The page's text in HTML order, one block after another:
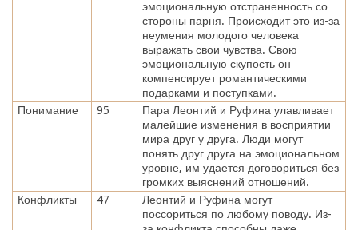
эмоциональную отстраненность со
стороны парня. Происходит это из-за
неумения молодого человека
выражать свои чувства. Свою
эмоциональную скупость он
компенсирует романтическими
подарками и поступками.
Понимание
95
Пара Леонтий и Руфина улавливает
малейшие изменения в восприятии
мира друг у друга. Люди могут
понять друг друга на эмоциональном
уровне, им удается договориться без
громких выяснений отношений.
Конфликты
47
Леонтий и Руфина могут
поссориться по любому поводу. Из-